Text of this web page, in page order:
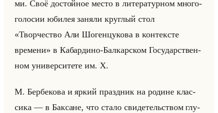
ми. Своё до­стойное место в ли­те­ра­тур­ном мно­го­
го­ло­сии юби­лея за­ня­ли круг­лый стол
«Творчество Али Шогенцукова в контексте
времени» в Ка­бар­ди­но-Бал­кар­ском Го­су­дар­ствен­
ном уни­вер­си­те­те им. Х.
М. Бер­бе­ко­ва и яркий празд­ник на ро­дине клас­
си­ка — в Бак­сане, что стало сви­де­тельством глу­